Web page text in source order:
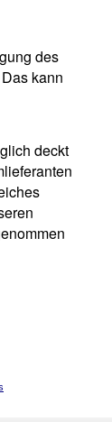
des
kann
deckt